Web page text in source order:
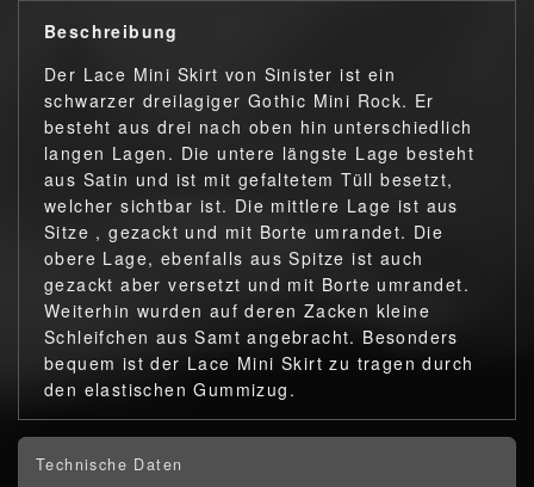
Beschreibung
Der Lace Mini Skirt von Sinister ist ein
schwarzer dreilagiger Gothic Mini Rock. Er
besteht aus drei nach oben hin unterschiedlich
langen Lagen. Die untere längste Lage besteht
aus Satin und ist mit gefaltetem Tüll besetzt,
welcher sichtbar ist. Die mittlere Lage ist aus
Sitze , gezackt und mit Borte umrandet. Die
obere Lage, ebenfalls aus Spitze ist auch
gezackt aber versetzt und mit Borte umrandet.
Weiterhin wurden auf deren Zacken kleine
Schleifchen aus Samt angebracht. Besonders
bequem ist der Lace Mini Skirt zu tragen durch
den elastischen Gummizug.
Technische Daten